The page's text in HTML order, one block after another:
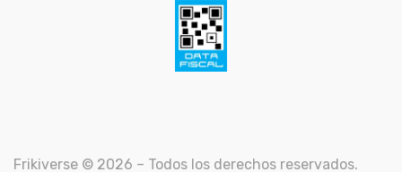
Frikiverse © 2026 – Todos los derechos reservados.